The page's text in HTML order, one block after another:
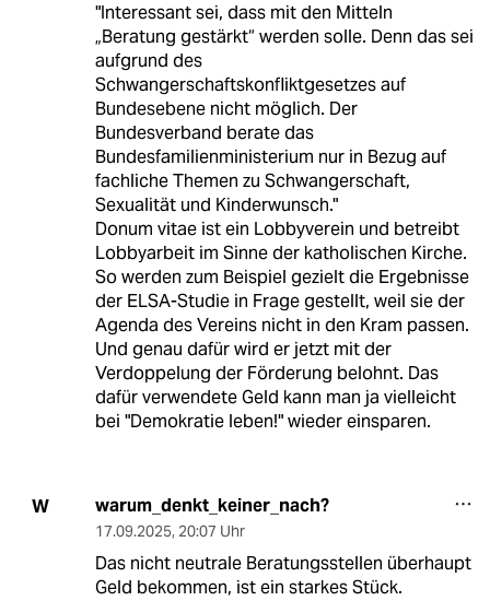
"Interessant sei, dass mit den Mitteln
„Beratung gestärkt“ werden solle. Denn das sei
aufgrund des
Schwangerschaftskonfliktgesetzes auf
Bundesebene nicht möglich. Der
Bundesverband berate das
Bundesfamilienministerium nur in Bezug auf
fachliche Themen zu Schwangerschaft,
Sexualität und Kinderwunsch."
Donum vitae ist ein Lobbyverein und betreibt
Lobbyarbeit im Sinne der katholischen Kirche.
So werden zum Beispiel gezielt die Ergebnisse
der ELSA-Studie in Frage gestellt, weil sie der
Agenda des Vereins nicht in den Kram passen.
Und genau dafür wird er jetzt mit der
Verdoppelung der Förderung belohnt. Das
dafür verwendete Geld kann man ja vielleicht
bei "Demokratie leben!" wieder einsparen.
W warum_denkt_keiner_nach?
17.09.2025, 20:07 Uhr
Das nicht neutrale Beratungsstellen überhaupt
Geld bekommen, ist ein starkes Stück.